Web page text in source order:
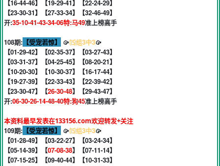
【16-44-46】【19-29-41】【22-24-29】
【23-30-31】【27-33-34】【32-46-49】
开:35-10-41-43-34-06特:马49准上榜高手
108期: 【受宠若惊】 🥠⒂组3中3🥠
【01-29-42】【02-35-37】【03-27-43】
【03-31-37】【04-25-45】【08-20-21】
【10-20-30】【10-30-37】【16-17-44】
【19-27-39】【22-33-43】【22-39-42】
【23-30-47】【26-30-48】【29-43-47】
开:06-30-26-14-48-40特:狗45准上榜高手
本资料最早发表在133156.com欢迎转发+关注
109期: 【受宠若惊】 🥠⒂组3中3🥠
【01-28-49】【03-22-27】【03-24-34】
【05-14-39】【07-08-38】【07-11-14】
【07-15-25】【09-40-44】【10-31-33】